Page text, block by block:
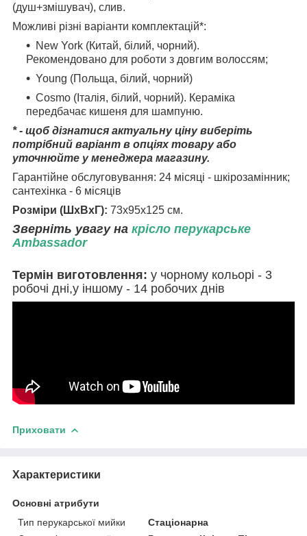
(душ+змішувач), слив.
Можливі різні варіанти комплектацій*:
New York (Китай, білий, чорний).
Рекомендовано для роботи з довгим волоссям;
Young (Польща, білий, чорний)
Cosmo (Італія, білий, чорний). Кераміка
передбачає кишеня для шампуню.
* - щоб дізнатися актуальну ціну виберіть
потрібний варіант в опціях товару або
уточнюйте у менеджера магазину.
Гарантійне обслуговування: 24 місяці - шкірозамінник;
сантехінка - 6 місяців
Розміри (ШхВхГ): 73х95х125 см.
Зверніть увагу на крісло перукарське
Ambassador
Термін виготовлення: у чорному кольорі - 3
робочі дні,у іншому - 14 робочих днів
Приховати
Характеристики
Основні атрибути
Тип перукарської мийки
Стаціонарна